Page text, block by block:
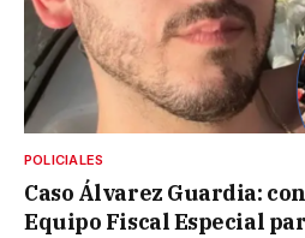
POLICIALES
Caso Álvarez Guardia:
Equipo Fiscal Especial